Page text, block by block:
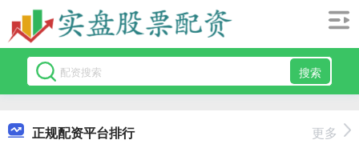
搜索
正规配资平台排行 更多